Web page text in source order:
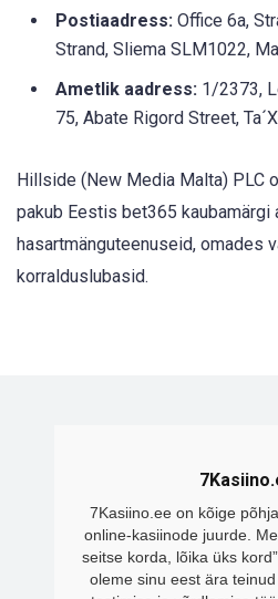
Postiaadress: Office 6a,
Strand, Sliema SLM1022,
Ametlik aadress: 1/2373,
75, Abate Rigord Street,
Hillside (New Media Malta) PLC
pakub Eestis bet365 kaubamärgi
hasartmänguteenuseid, omades
korralduslubasid.
7Kasiino.ee on kõige
online-kasiinode juurde.
seitse korda, lõika üks
oleme sinu eest ära